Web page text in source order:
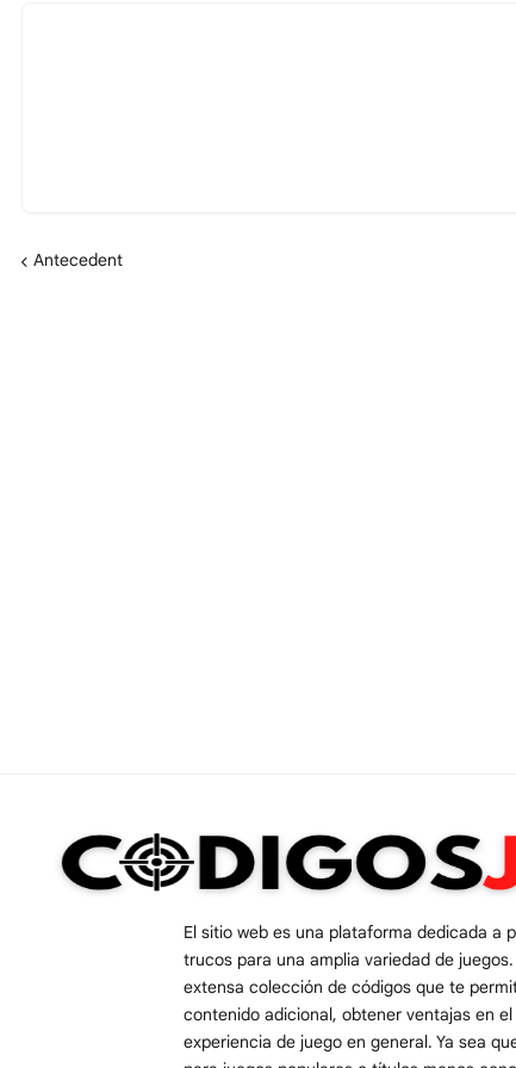
Antecedent
El sitio web es una plataforma dedicada a
trucos para una amplia variedad de
extensa colección de códigos que te
contenido adicional, obtener ventajas en
experiencia de juego en general. Ya sea